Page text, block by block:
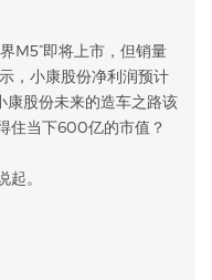
M5”即将上市，但销量
，小康股份净利润预计
康股份未来的造车之路该
住当下600亿的市值？
。